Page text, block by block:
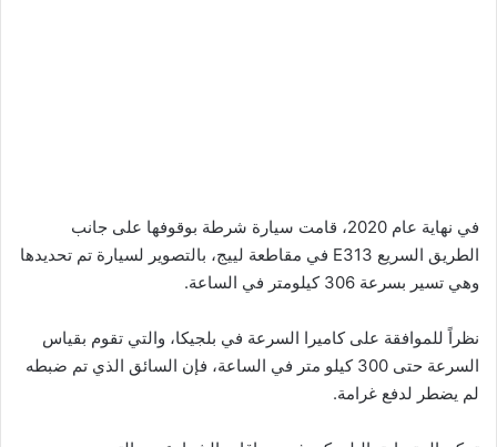
في نهاية عام 2020، قامت سيارة شرطة بوقوفها على جانب
الطريق السريع E313 في مقاطعة لييج، بالتصوير لسيارة تم تحديدها
وهي تسير بسرعة 306 كيلومتر في الساعة.
نظراً للموافقة على كاميرا السرعة في بلجيكا، والتي تقوم بقياس
السرعة حتى 300 كيلو متر في الساعة، فإن السائق الذي تم ضبطه
لم يضطر لدفع غرامة.